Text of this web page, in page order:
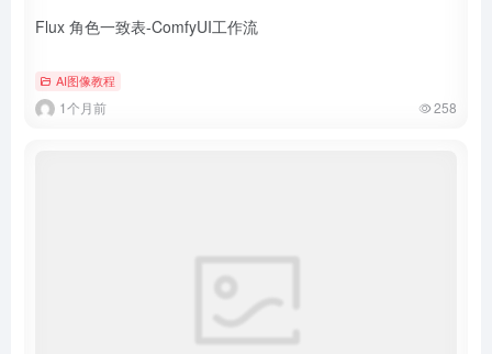
Flux 角色一致表-ComfyUI工作流
AI图像教程
1个月前 258